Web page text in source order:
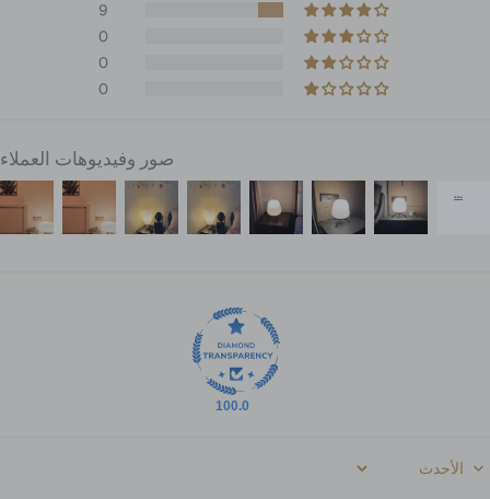
9
0
0
0
صور وفيديوهات العملاء
100.0
Sort by